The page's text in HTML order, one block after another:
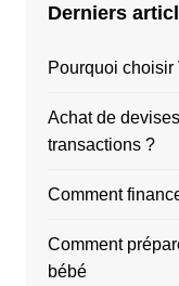
Derniers
Pourquoi
Achat de
transactions ?
Comment
Comment
bébé